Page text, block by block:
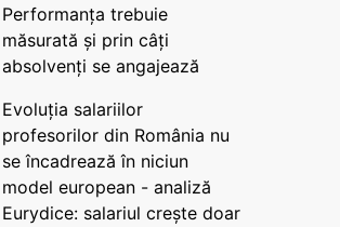
Performanța trebuie
măsurată și prin câți
absolvenți se angajează
Evoluția salariilor
profesorilor din România nu
se încadrează în niciun
model european - analiză
Eurydice: salariul crește doar